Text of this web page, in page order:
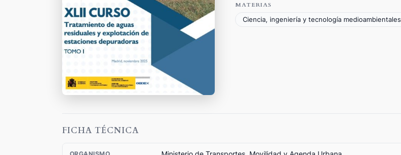
MATERIAS
Ciencia, ingeniería y tecnología medioambientales
FICHA TÉCNICA